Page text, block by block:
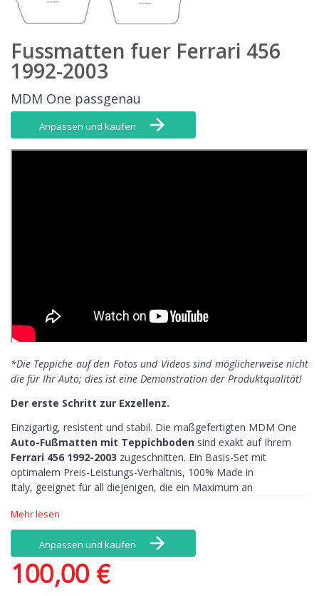
Fussmatten fuer Ferrari 456
1992-2003
MDM One passgenau
Anpassen und kaufen
*Die Teppiche auf den Fotos und Videos sind möglicherweise nicht
die für Ihr Auto; dies ist eine Demonstration der Produktqualität!
Der erste Schritt zur Exzellenz.
Einzigartig, resistent und stabil. Die maßgefertigten MDM One
Auto-Fußmatten mit Teppichboden sind exakt auf Ihrem
Ferrari 456 1992-2003 zugeschnitten. Ein Basis-Set mit
optimalem Preis-Leistungs-Verhältnis, 100% Made in
Italy, geeignet für all diejenigen, die ein Maximum an
Universal-Matte zufriedengeben wollen.
Unsere Fußmatten für den Ferrari 456 1992-
2003 zeichnen sich aus:
Einzigartigkeit >Das MDM One Set wird mit exklusiven
Maschinen hergestellt, die die Teppichbodenform jeder
Mehr lesen
Anpassen und kaufen
100,00 €